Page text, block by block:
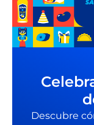
Descubre